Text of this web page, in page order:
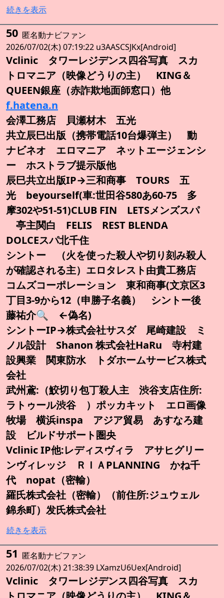
続きを表示
50 匿名動ナビファン
2026/07/02(木) 07:19:22 u3AASCSJKx[Android]
Vclinic タワーレジデンス四谷写真 スカ
トロマニア（映像どうりの主） KING＆
QUEEN銀座（赤詐欺地面師窓口）他
f.hatena.n
会澤工務店 貝瀬材木 五光
共立辰巳出版（携帯電話10台爆弾主） 動
ナビネオ エロマニア ネットエージェンシ
ー ホストラブ提示版他
辰巳共立出版IP→三和商事 TOURS 五
光 beyourself(車:世田谷580あ60-75 多
摩302や51-51)CLUB FIN LETSメンズスパ
亭主関白 FELIS REST BLENDA
DOLCEスパ北千住
シントー （火を使った殺人や切り刻み殺人
が確認される主）エロタレスト由貴工務店
コムズコーポレーション 東和商事(文京区3
丁目3-9から12（申勝子名義） シントー後
藤祐介🔍️ ←偽名)
シントーIP→株式会社サスダ 尾崎建設 ミ
ノル設計 Shanon 株式会社HaRu 寺村建
設興業 関東防水 トダホームサービス株式
会社
武州鳶:（鮫切り包丁殺人主 渋谷支店住所:
ラトゥール渋谷 ）ポッカキット エロ画像
牧場 横浜inspa アジア貿易 あすなろ建
設 ビルドサポート圏央
Vclinic IP他:レディスヴィラ アサヒグリー
ンヴィレッジ ＲＩＡPLANNING かね千
代 nopat（密輸）
羅氏株式会社（密輸）（前住所:ジュウェル
錦糸町）发氏株式会社
続きを表示
51 匿名動ナビファン
2026/07/02(木) 21:38:39 LXamzU6Uex[Android]
Vclinic タワーレジデンス四谷写真 スカ